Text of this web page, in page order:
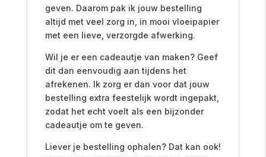
geven. Daarom pak ik jouw bestelling
altijd met veel zorg in, in mooi vloeipapier
met een lieve, verzorgde afwerking.
Wil je er een cadeautje van maken? Geef
dit dan eenvoudig aan tijdens het
afrekenen. Ik zorg er dan voor dat jouw
bestelling extra feestelijk wordt ingepakt,
zodat het echt voelt als een bijzonder
cadeautje om te geven.
Liever je bestelling ophalen? Dat kan ook!